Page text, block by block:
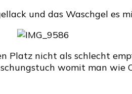
und das Waschgel es
Platz nicht als schlecht
womit man